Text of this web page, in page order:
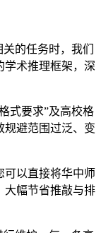
的任务时，我们
学术推理框架，深
式要求”及高校格
规避范围过泛、变
可以直接将华中师
大幅节省推敲与排